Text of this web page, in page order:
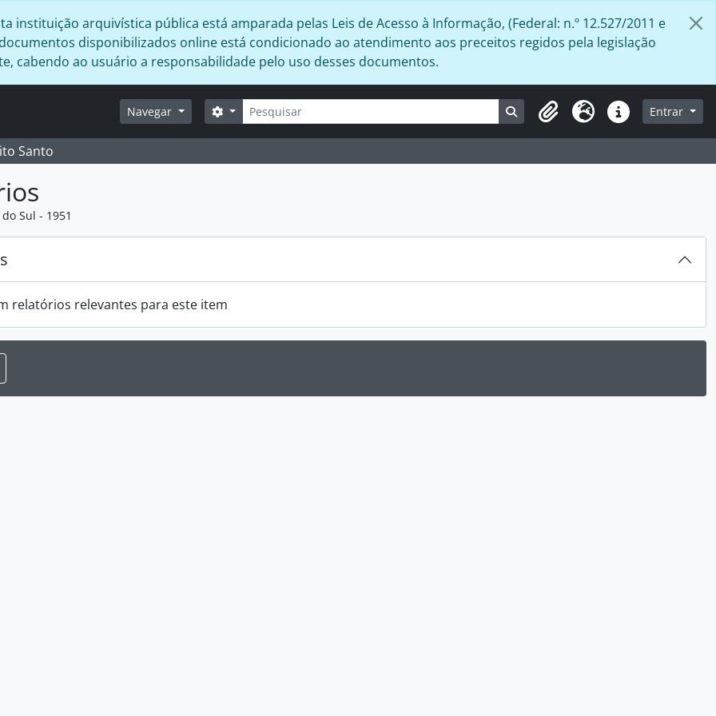
arquivística pública está amparada pelas Leis de Acesso à Informação, (Federal: n.º 12.527/2011 e
disponibilizados online está condicionado ao atendimento aos preceitos regidos pela legislação
cabendo ao usuário a responsabilidade pelo uso desses documentos.
Navegar Buscar
Opções de busca Busque na página de navegação
Área de Transferência
Idioma Atalhos Entrar
Santo
Sul - 1951
relatórios relevantes para este item